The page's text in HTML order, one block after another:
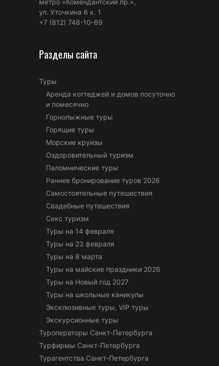
метро «Комендантский пр.»,
ул. Уточкина 6 к. 1
+7 (812) 748-10-69
Разделы сайта
Туры
Аренда коттеджей и домов посуточно
и помесячно
Горнолыжные туры
Горящие туры
Морские круизы
Оздоровительный туризм
Паломнические туры
Раннее бронирование туров 2026
Самостоятельные путешествия
Свадебные путешествия
Секс туризм
Туры на 14 февраля
Туры на 23 февраля
Туры на 8 марта
Туры на майские праздники 2026
Туры на Новый год 2027
Туры на школьные каникулы
Эксклюзивные туры, VIP туры
Экскурсионные туры
Туроператоры Санкт-Петербурга
Турфирмы Санкт-Петербурга
Турагентства Санкт-Петербурга